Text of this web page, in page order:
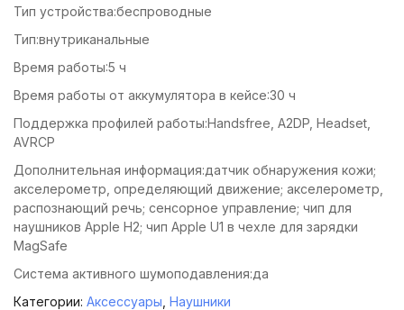
Тип устройства:беспроводные
Тип:внутриканальные
Время работы:5 ч
Время работы от аккумулятора в кейсе:30 ч
Поддержка профилей работы:Handsfree, A2DP, Headset,
AVRCP
Дополнительная информация:датчик обнаружения кожи;
акселерометр, определяющий движение; акселерометр,
распознающий речь; сенсорное управление; чип для
наушников Apple H2; чип Apple U1 в чехле для зарядки
MagSafe
Система активного шумоподавления:да
Категории: Аксессуары Наушники